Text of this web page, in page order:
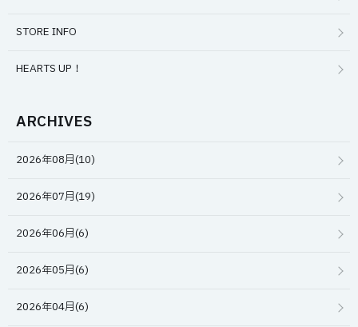
STORE INFO
HEARTS UP！
ARCHIVES
2026年08月(10)
2026年07月(19)
2026年06月(6)
2026年05月(6)
2026年04月(6)